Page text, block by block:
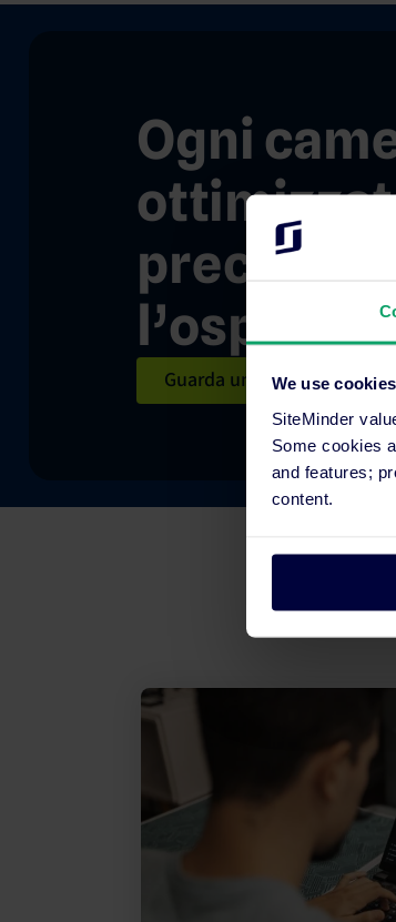
We use cookies
SiteMinder
Some cookies
and features;
content.
Ogni
l’ospite
Guarda una demo